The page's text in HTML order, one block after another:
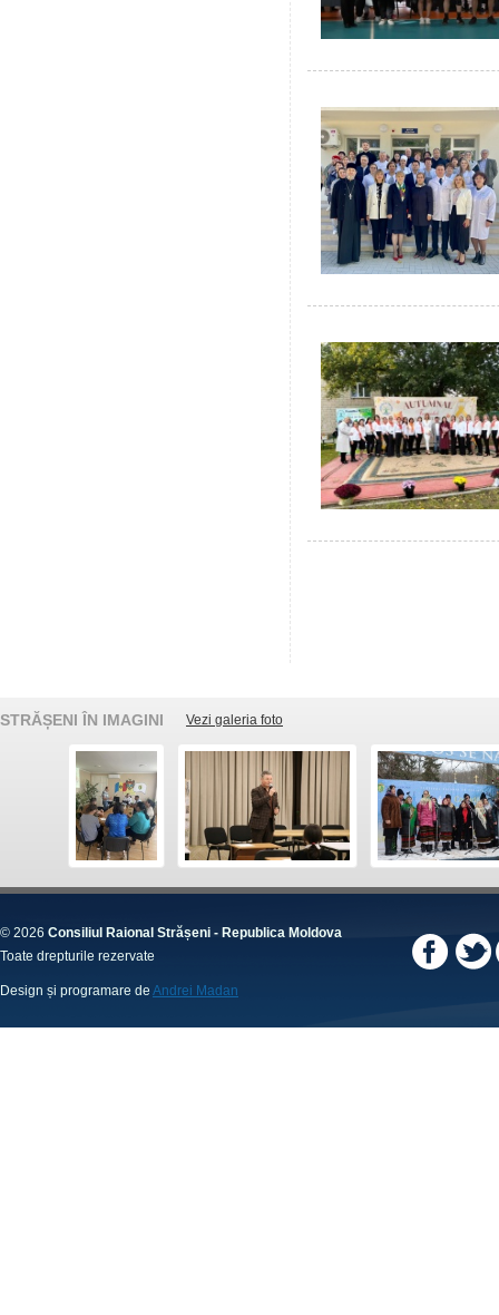
STRĂȘENI ÎN IMAGINI Vezi galeria foto
© 2026 Consiliul Raional Strășeni - Republica Moldova
Toate drepturile rezervate
Design și programare de Andrei Madan